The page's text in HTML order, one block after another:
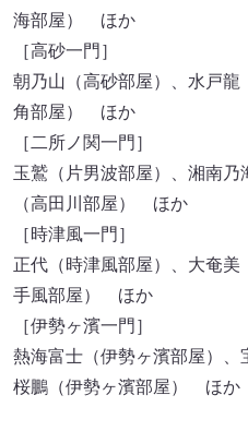
海部屋） ほか
［高砂一門］
朝乃山（高砂部屋）、水戸龍
角部屋） ほか
［二所ノ関一門］
玉鷲（片男波部屋）、湘南
（高田川部屋） ほか
［時津風一門］
正代（時津風部屋）、大奄
手風部屋） ほか
［伊勢ヶ濱一門］
熱海富士（伊勢ヶ濱部屋）
桜鵬（伊勢ヶ濱部屋） ほか